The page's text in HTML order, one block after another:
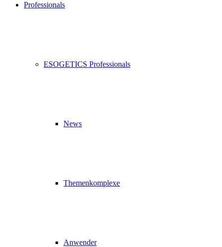
Professionals
ESOGETICS Professionals
News
Themenkomplexe
Anwender